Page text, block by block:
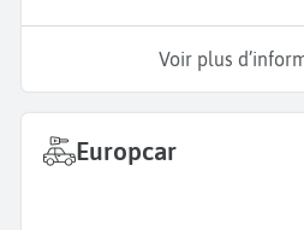
Voir plus
Europcar